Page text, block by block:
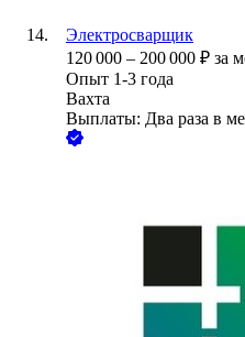
Электросварщик
120 000 – 200 000 ₽ за
Опыт 1-3 года
Вахта
Выплаты: Два раза в